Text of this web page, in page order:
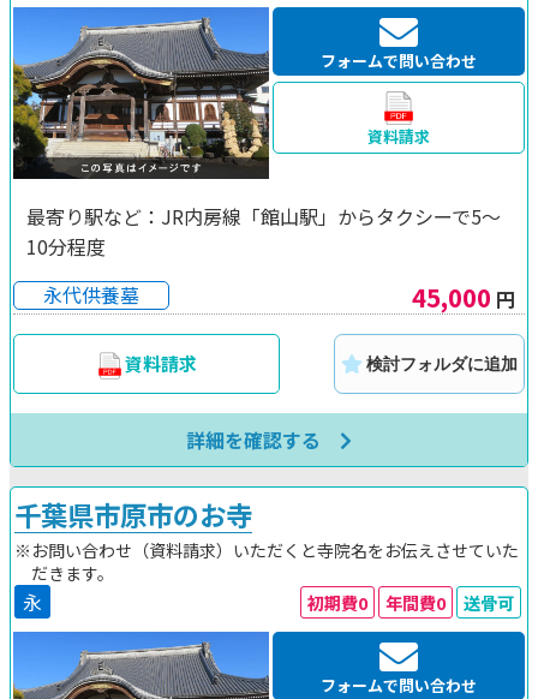
最寄り駅など：JR内房線「館山駅」からタクシーで5～
10分程度
永代供養墓
45,000 円
フォームで問い合わせ
資料請求
資料請求 検討フォルダに追加
詳細を確認する
千葉県市原市のお寺
※お問い合わせ（資料請求）いただくと寺院名をお伝えさせていた
だきます。
永 初期費0 年間費0 送骨可
フォームで問い合わせ